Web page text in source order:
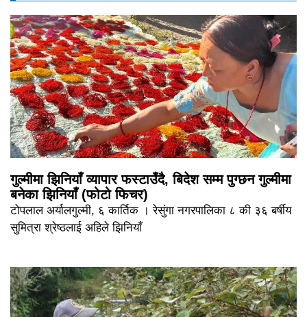
गुल्मीमा झिनियाँ व्यापार फस्टाउँदै, बिदेश सम्म पुग्छन गुल्मीमा
बनेका झिनियाँ (फोटो फिचर)
टोपलाल अर्यालगुल्मी, ६ कार्तिक । रेसुंगा नगरपालिका ८ की ३६ बर्षीय
सुमित्रा श्रेष्ठलाई अहिले झिनियाँ